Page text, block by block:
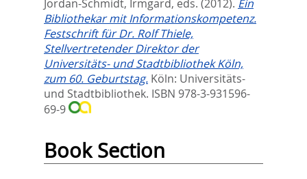
Jordan-Schmidt, Irmgard, eds. (2012). Ein
Bibliothekar mit Informationskompetenz.
Festschrift für Dr. Rolf Thiele,
Stellvertretender Direktor der
Universitäts- und Stadtbibliothek Köln,
zum 60. Geburtstag. Köln: Universitäts-
und Stadtbibliothek. ISBN 978-3-931596-
69-9
Book Section